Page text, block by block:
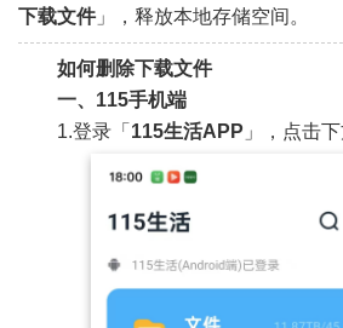
下载文件」，释放本地存储空间。
如何删除下载文件
一、115手机端
1.登录「 115生活APP 」，点击下